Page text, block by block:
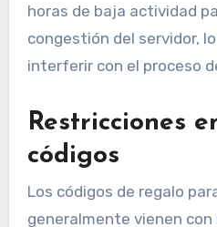
horas de baja actividad
congestión del servidor,
interferir con el proceso
Restricciones
códigos
Los códigos de regalo
generalmente vienen